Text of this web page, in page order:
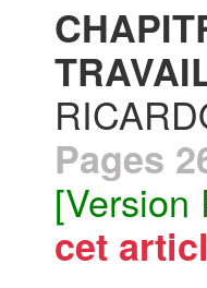
Pages
[Version
cet